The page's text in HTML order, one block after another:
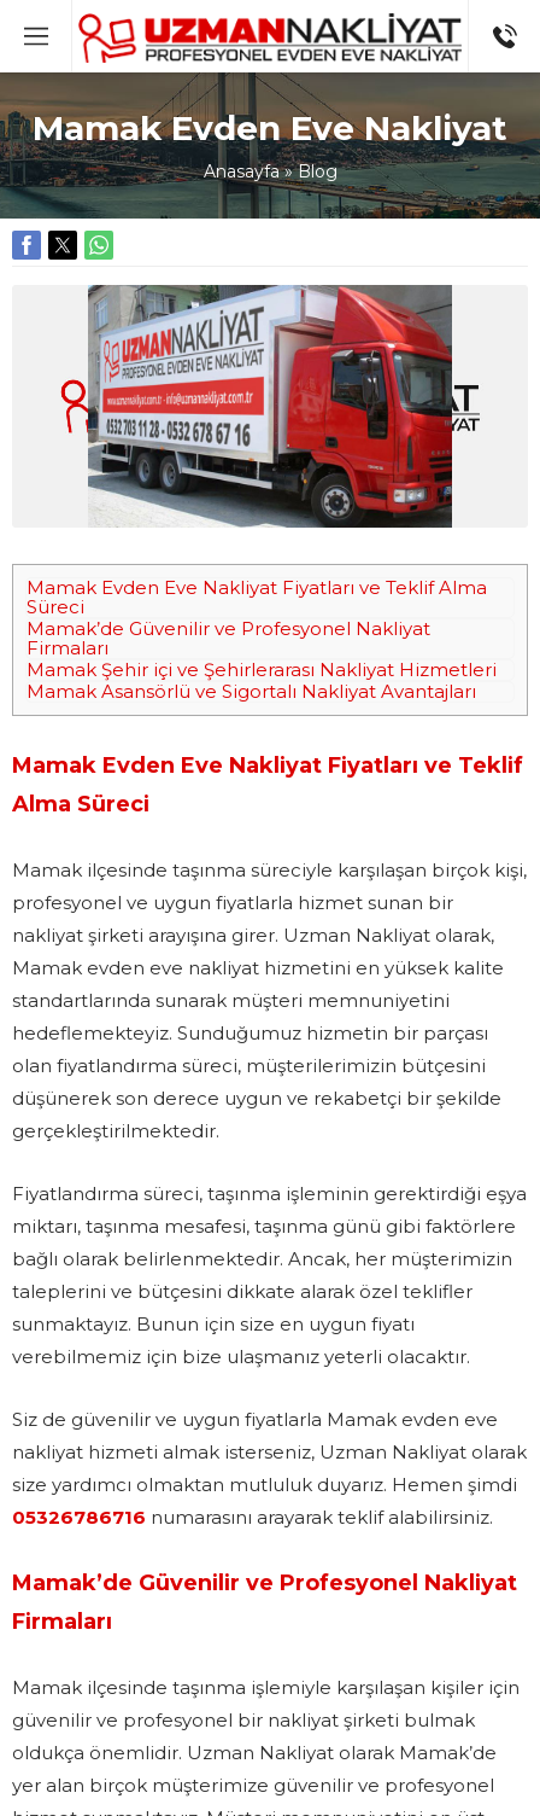
Mamak Evden Eve Nakliyat
Anasayfa»Blog
Mamak Evden Eve Nakliyat Fiyatları ve Teklif Alma
Süreci
Mamak’de Güvenilir ve Profesyonel Nakliyat
Firmaları
Mamak Şehir içi ve Şehirlerarası Nakliyat Hizmetleri
Mamak Asansörlü ve Sigortalı Nakliyat Avantajları
Mamak Evden Eve Nakliyat Fiyatları ve Teklif
Alma Süreci
Mamak ilçesinde taşınma süreciyle karşılaşan birçok kişi,
profesyonel ve uygun fiyatlarla hizmet sunan bir
nakliyat şirketi arayışına girer. Uzman Nakliyat olarak,
Mamak evden eve nakliyat hizmetini en yüksek kalite
standartlarında sunarak müşteri memnuniyetini
hedeflemekteyiz. Sunduğumuz hizmetin bir parçası
olan fiyatlandırma süreci, müşterilerimizin bütçesini
düşünerek son derece uygun ve rekabetçi bir şekilde
gerçekleştirilmektedir.
Fiyatlandırma süreci, taşınma işleminin gerektirdiği eşya
miktarı, taşınma mesafesi, taşınma günü gibi faktörlere
bağlı olarak belirlenmektedir. Ancak, her müşterimizin
taleplerini ve bütçesini dikkate alarak özel teklifler
sunmaktayız. Bunun için size en uygun fiyatı
verebilmemiz için bize ulaşmanız yeterli olacaktır.
Siz de güvenilir ve uygun fiyatlarla Mamak evden eve
nakliyat hizmeti almak isterseniz, Uzman Nakliyat olarak
size yardımcı olmaktan mutluluk duyarız. Hemen şimdi
05326786716 numarasını arayarak teklif alabilirsiniz.
Mamak’de Güvenilir ve Profesyonel Nakliyat
Firmaları
Mamak ilçesinde taşınma işlemiyle karşılaşan kişiler için
güvenilir ve profesyonel bir nakliyat şirketi bulmak
oldukça önemlidir. Uzman Nakliyat olarak Mamak’de
yer alan birçok müşterimize güvenilir ve profesyonel